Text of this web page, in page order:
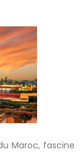
Maroc, fascine